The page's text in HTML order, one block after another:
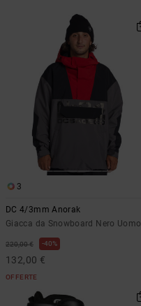
3
DC 4/3mm Anorak
Giacca da Snowboard Nero Uomo
220,00 € 40%
132,00 €
OFFERTE